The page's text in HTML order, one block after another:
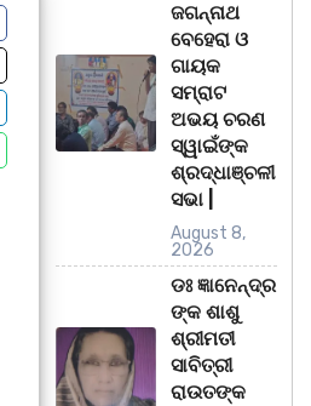
ଜଗନ୍ନାଥ
ବେହେରା ଓ
ଗାୟକ
ସମ୍ରାଟ
ଅଭୟ ଚରଣ
ସ୍ୱାଇଁଙ୍କ
ଶ୍ରଦ୍ଧାଞ୍ଚଳୀ
ସଭା |
August 8,
2026
ଡଃ ଜ୍ଞାନେନ୍ଦ୍ର
ଙ୍କ ଶାଶୁ
ଶ୍ରୀମତୀ
ସାବିତ୍ରୀ
ରାଉତଙ୍କ